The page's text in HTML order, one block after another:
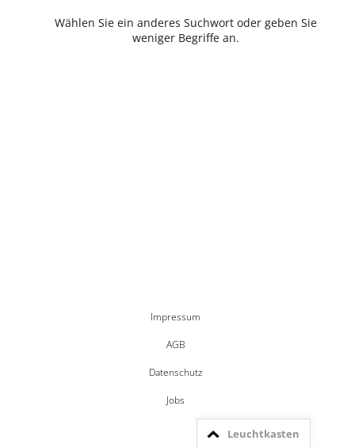
Wählen Sie ein anderes Suchwort oder geben Sie
weniger Begriffe an.
Impressum
AGB
Datenschutz
Jobs
Leuchtkasten